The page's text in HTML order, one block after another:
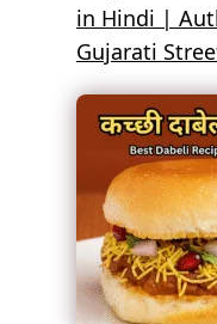
in Hindi |
Gujarati